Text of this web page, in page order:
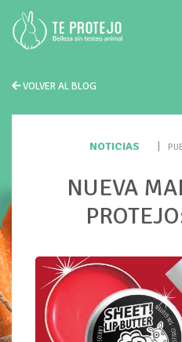
VOLVER AL BLOG
NOTICIAS
NUEVA